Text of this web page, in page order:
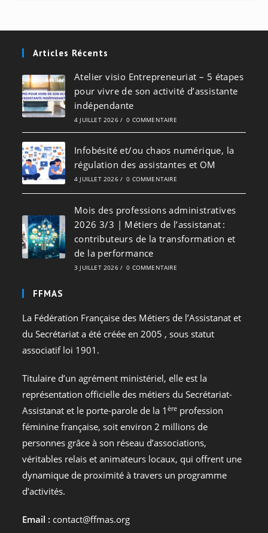
Articles Récents
Atelier visio Entrepreneuriat – 5 étapes
pour vivre de son activité d’assistante
indépendante
4 JUILLET 2026 / 0 COMMENTAIRE
Infobésité et/ou chaos numérique, la
régulation des assistantes et OM
4 JUILLET 2026 / 0 COMMENTAIRE
Mois des professions administratives
2026 3/3 | Métiers de l’assistanat :
contributeurs de la transformation et
de la performance
3 JUILLET 2026 / 0 COMMENTAIRE
FFMAS
La Fédération Française des Métiers de l’Assistanat et
du Secrétariat a été créée en 2005 , sous statut
associatif loi 1901.
Titulaire d’un agrément ministériel, elle est la
représentation officielle des métiers du Secrétariat-
Assistanat et le porte-parole de la 1ère profession
féminine française, soit environ 2 millions de
personnes grâce à son réseau d’associations,
véritables relais et animateurs locaux, qui offrent une
dynamique de proximité à travers un programme
d’activités.
Email : contact@ffmas.org